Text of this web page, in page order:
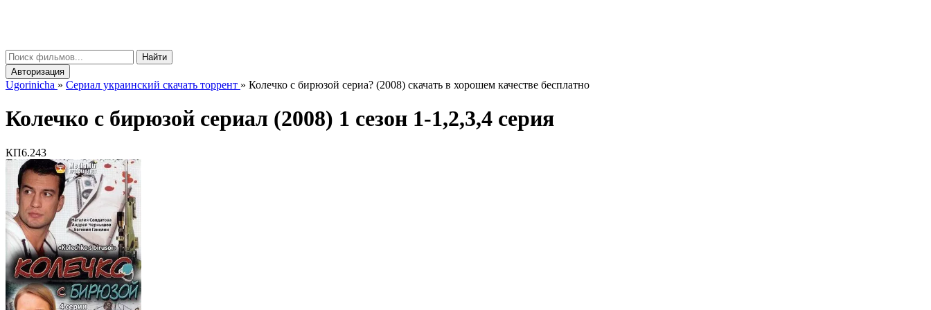
Найти
Авторизация
Ugorinicha » Сериал украинский скачать торрент » Колечко с бирюзой сериа? (2008) скачать в хорошем качестве бесплатно
Колечко с бирюзой сериал (2008) 1 сезон 1-1,2,3,4 серия
КП6.243